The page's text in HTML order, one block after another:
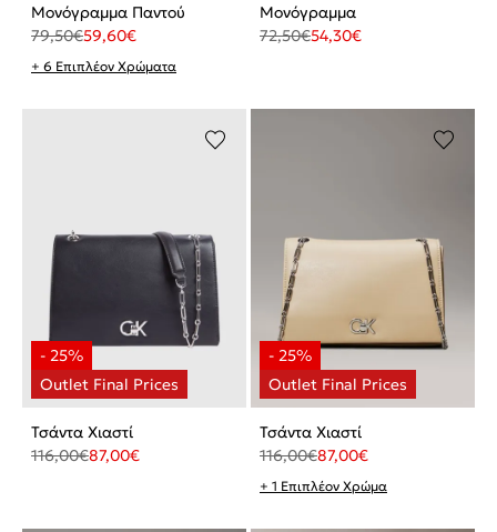
Μονόγραμμα Παντού
79,50€59,60€
+ 6 Επιπλέον Χρώματα
Μονόγραμμα
72,50€54,30€
Τσάντα Χιαστί
116,00€87,00€
Τσάντα Χιαστί
116,00€87,00€
+ 1 Επιπλέον Χρώμα